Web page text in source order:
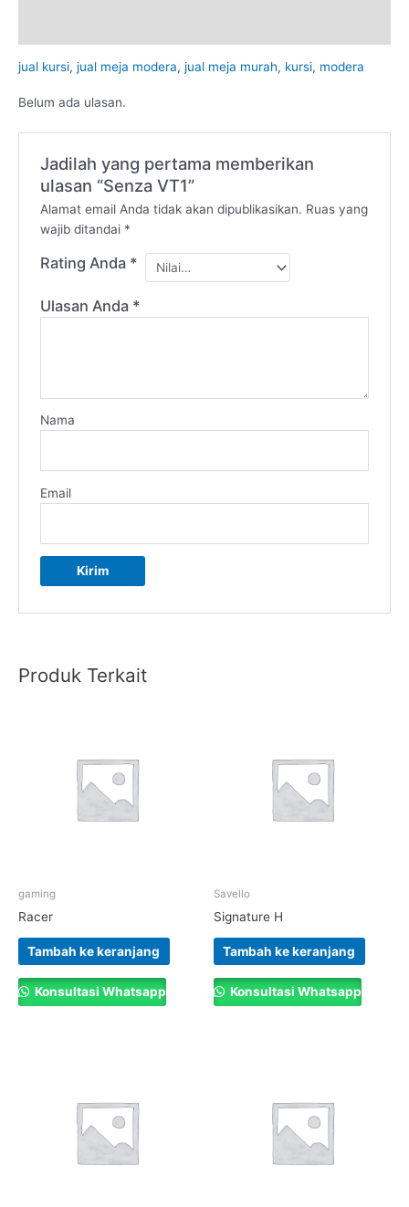
jual kursi, jual meja modera, jual meja murah, kursi, modera
Belum ada ulasan.
Jadilah yang pertama memberikan
ulasan “Senza VT1”
Alamat email Anda tidak akan dipublikasikan. Ruas yang
wajib ditandai *
Rating Anda *
Ulasan Anda *
Nama
Email
Produk Terkait
gaming
Racer
Tambah ke keranjang
Konsultasi Whatsapp
Savello
Signature H
Tambah ke keranjang
Konsultasi Whatsapp